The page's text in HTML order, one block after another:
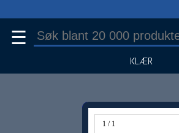
1 / 1
☰
KLÆR